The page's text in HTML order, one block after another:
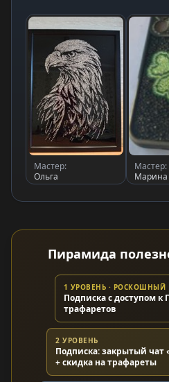
Мастер:
Ольга
Мастер:
Пирамида
1 УРОВЕНЬ ·
Подписка с доступом к
трафаретов
2 УРОВЕНЬ
Подписка: закрытый чат
+ скидка на трафареты